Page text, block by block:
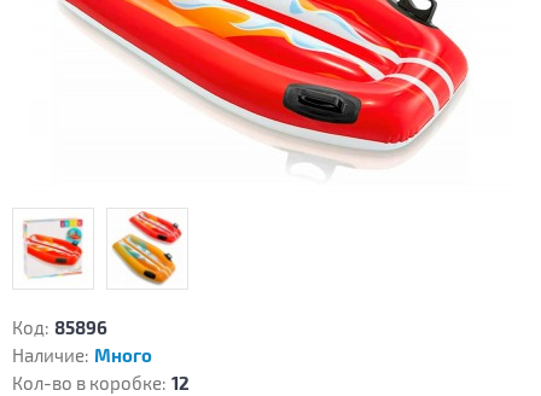
Код: 85896
Наличие: Много
Кол-во в коробке: 12